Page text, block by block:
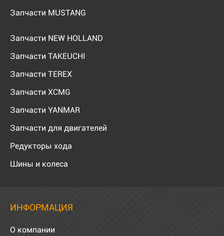
Запчасти MUSTANG
Запчасти NEW HOLLAND
Запчасти TAKEUCHI
Запчасти TEREX
Запчасти XCMG
Запчасти YANMAR
Запчасти для двигателей
Редукторы хода
Шины и колеса
ИНФОРМАЦИЯ
О компании